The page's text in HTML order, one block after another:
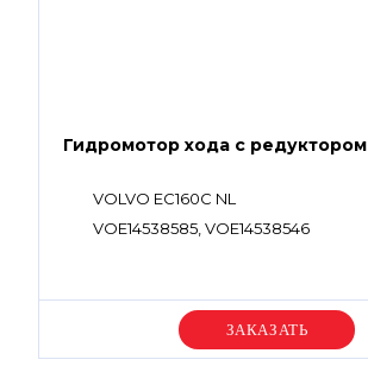
Гидромотор хода с редуктором
VOLVO EC160C NL
VOE14538585, VOE14538546
Уточняйте цену